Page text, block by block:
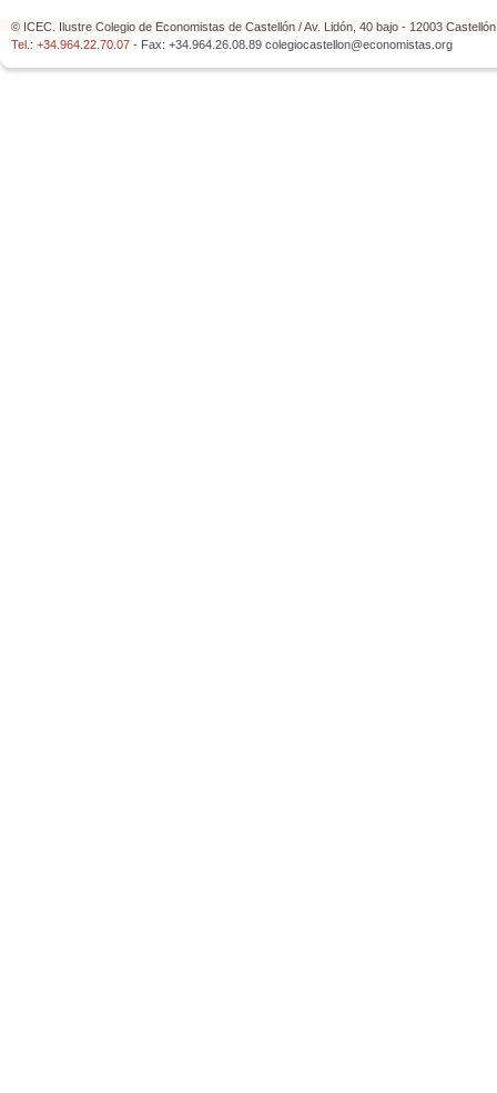
© ICEC. Ilustre Colegio de Economistas de Castellón / Av. Lidón, 40 bajo - 12003
Tel.: +34.964.22.70.07 - Fax: +34.964.26.08.89 colegiocastellon@economistas.org